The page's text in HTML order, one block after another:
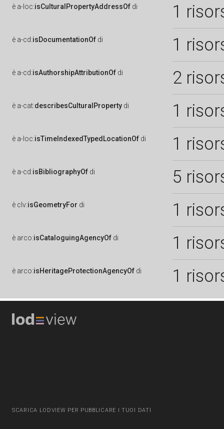
è a-loc:isCulturalPropertyAddressOf di 1
è a-cd:isDocumentationOf di 1
è a-cd:isAuthorshipAttributionOf di 2
è a-cat:describesCulturalProperty di 1
è a-loc:isTimeIndexedTypedLocationOf di 1
è a-cd:isBibliographyOf di 5
è clv:isGeometryFor di 1
è arco:isCataloguingAgencyOf di 1
è arco:isHeritageProtectionAgencyOf di 1
SCARICA LODVIEW PER PUBBLICARE I TUOI DATI